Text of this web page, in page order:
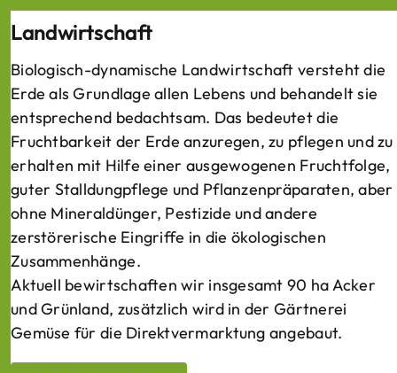
Landwirtschaft
Biologisch-dynamische Landwirtschaft versteht die
Erde als Grundlage allen Lebens und behandelt sie
entsprechend bedachtsam. Das bedeutet die
Fruchtbarkeit der Erde anzuregen, zu pflegen und zu
erhalten mit Hilfe einer ausgewogenen Fruchtfolge,
guter Stalldungpflege und Pflanzenpräparaten, aber
ohne Mineraldünger, Pestizide und andere
zerstörerische Eingriffe in die ökologischen
Zusammenhänge.
Aktuell bewirtschaften wir insgesamt 90 ha Acker
und Grünland, zusätzlich wird in der Gärtnerei
Gemüse für die Direktvermarktung angebaut.